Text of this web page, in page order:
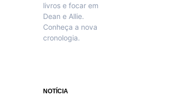
livros e focar em
Dean e Allie.
Conheça a nova
cronologia.
NOTÍCIA